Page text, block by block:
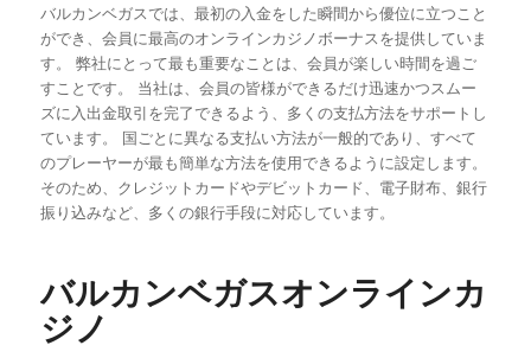
バルカンベガスでは、最初の入金をした瞬間から優位に立つこと
ができ、会員に最高のオンラインカジノボーナスを提供していま
す。 弊社にとって最も重要なことは、会員が楽しい時間を過ご
すことです。 当社は、会員の皆様ができるだけ迅速かつスムー
ズに入出金取引を完了できるよう、多くの支払方法をサポートし
ています。 国ごとに異なる支払い方法が一般的であり、すべて
のプレーヤーが最も簡単な方法を使用できるように設定します。
そのため、クレジットカードやデビットカード、電子財布、銀行
振り込みなど、多くの銀行手段に対応しています。
バルカンベガスオンラインカ
ジノ